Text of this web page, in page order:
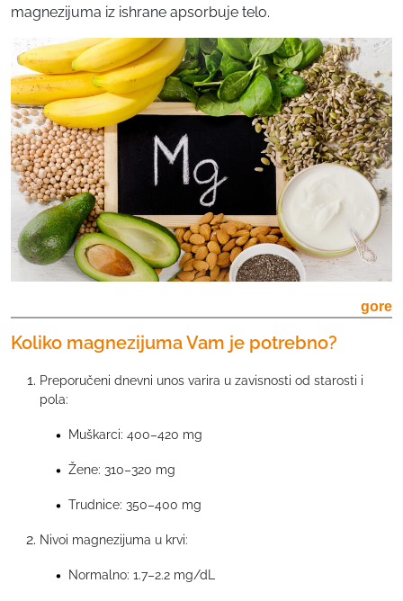
magnezijuma iz ishrane apsorbuje telo.
gore
Koliko magnezijuma Vam je potrebno?
Preporučeni dnevni unos varira u zavisnosti od starosti i
pola:
Muškarci: 400–420 mg
Žene: 310–320 mg
Trudnice: 350–400 mg
Nivoi magnezijuma u krvi:
Normalno: 1.7–2.2 mg/dL